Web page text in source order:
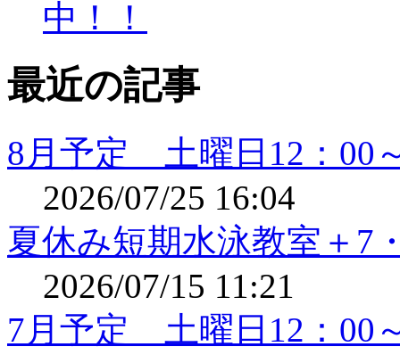
中！！
最近の記事
8月予定 土曜日12：00
2026/07/25 16:04
夏休み短期水泳教室＋7
2026/07/15 11:21
7月予定 土曜日12：00